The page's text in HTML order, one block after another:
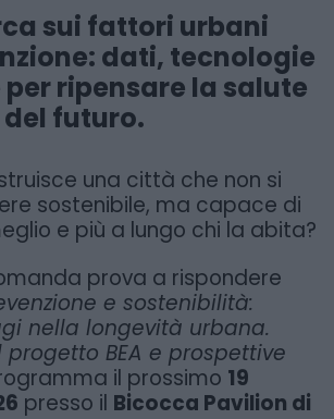
sui fattori urbani
dati, tecnologie
per ripensare la salute
futuro.
una città che non si
sostenibile, ma capace di
e più a lungo chi la abita?
prova a rispondere
e sostenibilità:
nella longevità urbana.
BEA e prospettive
il prossimo 19
presso il Bicocca Pavilion di